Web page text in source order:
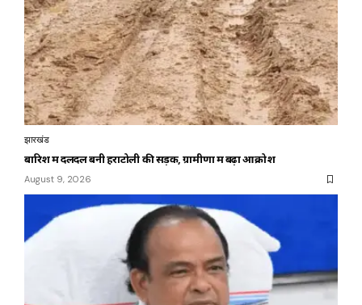
झारखंड
बारिश में दलदल बनी हराटोली की सड़क, ग्रामीणों में बढ़ा आक्रोश
August 9, 2026